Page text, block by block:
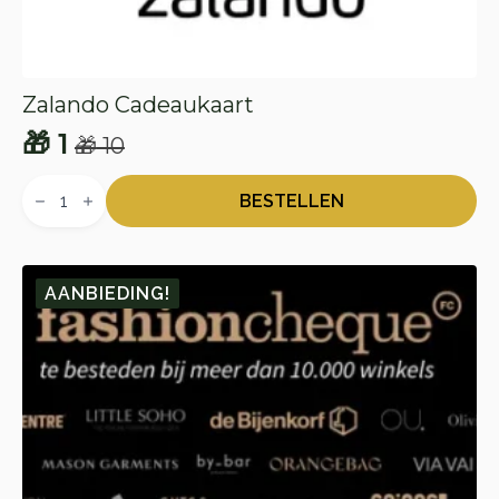
Zalando Cadeaukaart
🎁10
Oorspronkelijke
prijs
🎁 10.
🎁 1
Huidige
prijs
🎁 1.
Cadeaukaart
BESTELLEN
AANBIEDING!